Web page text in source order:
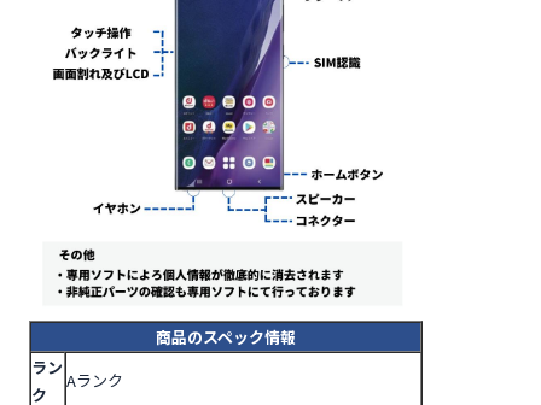
商品のスペック情報
ラン
ク
Aランク